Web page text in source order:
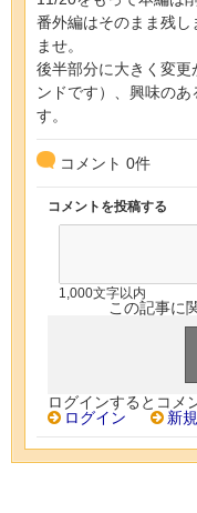
番外編はそのまま残
ませ。
後半部分に大きく変
ンドです）、興味の
す。
コメント 0件
コメントを投稿する
1,000文字以内
この記事に
ログインするとコメ
ログイン
新